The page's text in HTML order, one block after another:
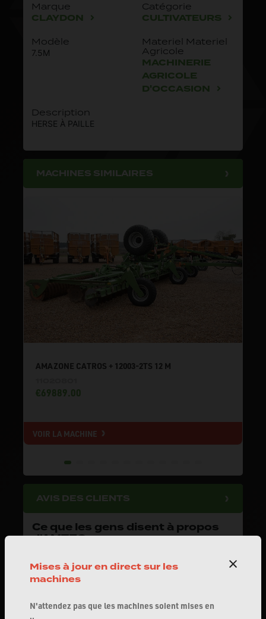
Mises à jour en direct sur les
machines
N'attendez pas que les machines soient mises en
Marque
CLAYDON
Catégorie
CULTIVATEURS
Modèle
7.5M
Description
HERSE À PAILLE
Materiel Materiel
Agricole
MACHINERIE
AGRICOLE
D'OCCASION
MACHINES SIMILAIRES
AMAZONE CATROS + 12003-2TS 12 M
€69889.00
VOIR LA MACHINE
AVIS DES CLIENTS
Ce que les gens disent à propos
d'AMTEC
Lire tous les avis